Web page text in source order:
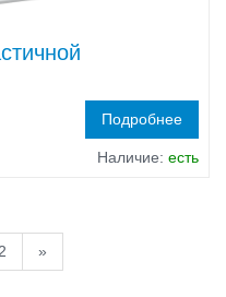
Подробнее
Наличие: есть
2 »